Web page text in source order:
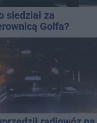
siedział za
Golfa?
zbiegł po